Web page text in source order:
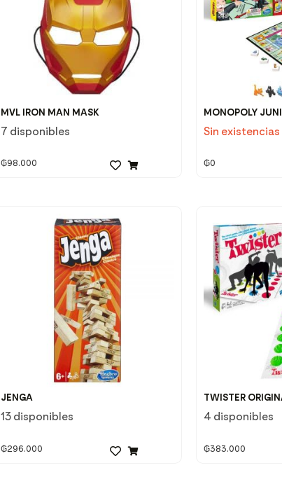
MVL IRON MAN MASK
7 disponibles
₲98.000
MONOPOLY
Sin existencias
₲0
JENGA
13 disponibles
₲296.000
TWISTER
4 disponibles
₲383.000